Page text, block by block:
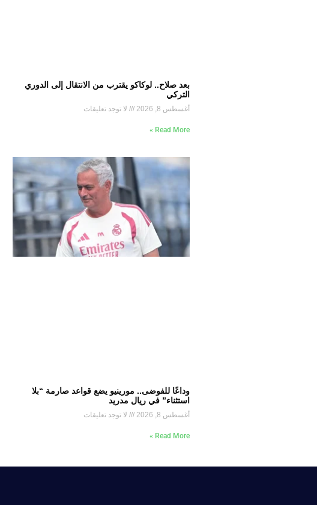
بعد صلاح.. لوكاكو يقترب من الانتقال إلى الدوري
التركي
أغسطس 8, 2026 لا توجد تعليقات
Read More »
وداعًا للفوضى.. مورينيو يضع قواعد صارمة “بلا
استثناء” في ريال مدريد
أغسطس 8, 2026 لا توجد تعليقات
Read More »